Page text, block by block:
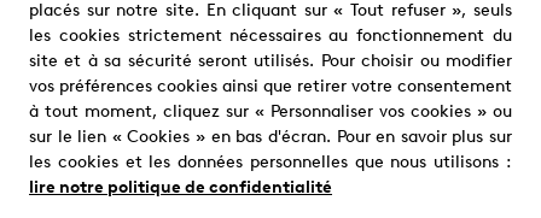
Restons en contact
placés sur notre site. En cliquant sur « Tout refuser », seuls
les cookies strictement nécessaires au fonctionnement du
site et à sa sécurité seront utilisés. Pour choisir ou modifier
vos préférences cookies ainsi que retirer votre consentement
à tout moment, cliquez sur « Personnaliser vos cookies » ou
sur le lien « Cookies » en bas d'écran. Pour en savoir plus sur
les cookies et les données personnelles que nous utilisons :
lire notre politique de confidentialité